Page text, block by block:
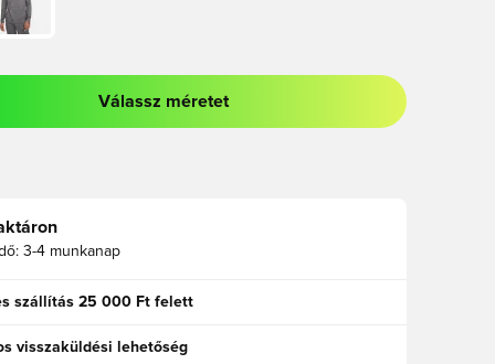
a bejelentkezéshez vagy a tagként való regisztrációhoz
Válassz méretet
3-4 munkanap
szállítás 25 000 Ft felett
visszaküldési lehetőség